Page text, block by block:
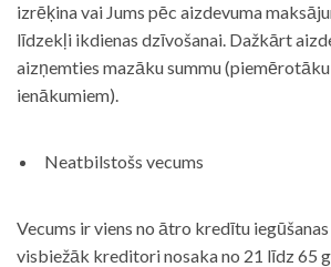
izrēķina vai Jums pēc aizdevuma
līdzekļi ikdienas dzīvošanai. Dažkārt
aizņemties mazāku summu
ienākumiem).
Neatbilstošs vecums
Vecums ir viens no ātro kredītu
visbiežāk kreditori nosaka no 21 līdz 65